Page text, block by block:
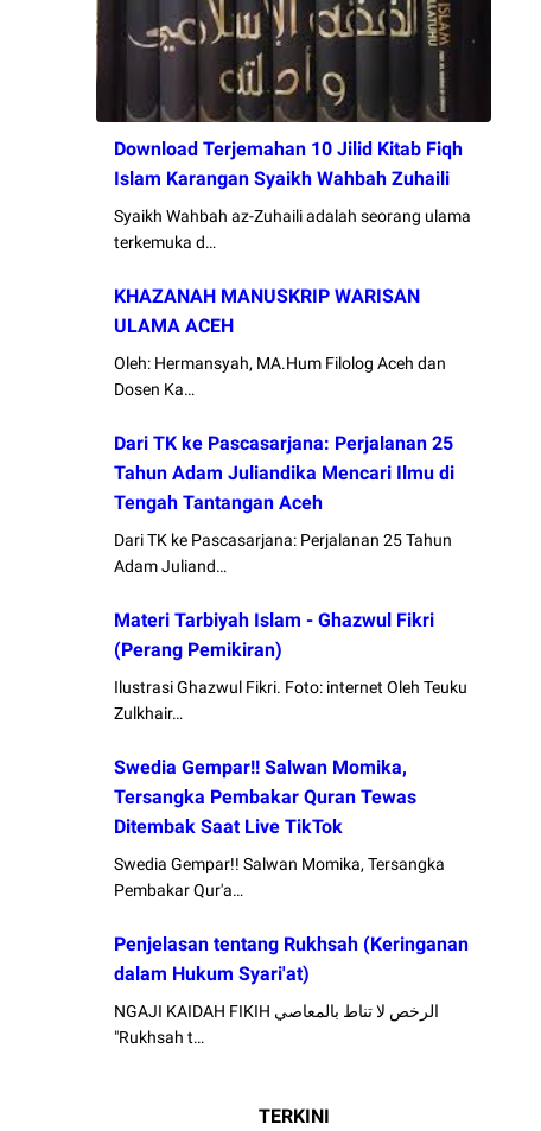
Download Terjemahan 10 Jilid Kitab Fiqh
Islam Karangan Syaikh Wahbah Zuhaili
Syaikh Wahbah az-Zuhaili adalah seorang ulama
terkemuka d…
KHAZANAH MANUSKRIP WARISAN
ULAMA ACEH
Oleh: Hermansyah, MA.Hum Filolog Aceh dan
Dosen Ka…
Dari TK ke Pascasarjana: Perjalanan 25
Tahun Adam Juliandika Mencari Ilmu di
Tengah Tantangan Aceh
Dari TK ke Pascasarjana: Perjalanan 25 Tahun
Adam Juliand…
Materi Tarbiyah Islam - Ghazwul Fikri
(Perang Pemikiran)
Ilustrasi Ghazwul Fikri. Foto: internet Oleh Teuku
Zulkhair…
Swedia Gempar!! Salwan Momika,
Tersangka Pembakar Quran Tewas
Ditembak Saat Live TikTok
Swedia Gempar!! Salwan Momika, Tersangka
Pembakar Qur'a…
Penjelasan tentang Rukhsah (Keringanan
dalam Hukum Syari'at)
NGAJI KAIDAH FIKIH الرخص لا تناط بالمعاصي
"Rukhsah t…
TERKINI